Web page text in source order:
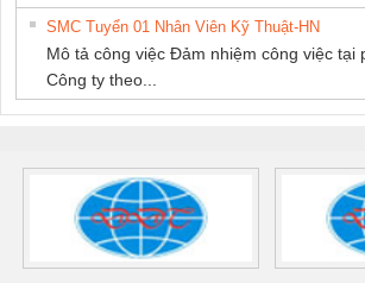
SMC Tuyển 01 Nhân Viên Kỹ Thuật-HN
Mô tả công việc Đảm nhiệm công việc tại
Công ty theo...